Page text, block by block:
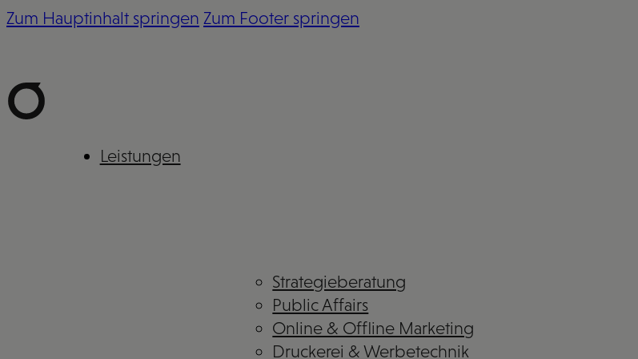
Zum Hauptinhalt springen Zum Footer springen
Leistungen
Strategieberatung
Public Affairs
Online & Offline Marketing
Druckerei & Werbetechnik